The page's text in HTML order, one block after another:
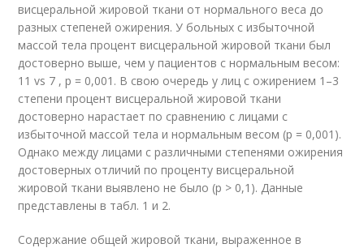
висцеральной жировой ткани от нормального веса до
разных степеней ожирения. У больных с избыточной
массой тела процент висцеральной жировой ткани был
достоверно выше, чем у пациентов с нормальным весом:
11 vs 7 , р = 0,001. В свою очередь у лиц с ожирением 1–3
степени процент висцеральной жировой ткани
достоверно нарастает по сравнению с лицами с
избыточной массой тела и нормальным весом (р = 0,001).
Однако между лицами с различными степенями ожирения
достоверных отличий по проценту висцеральной
жировой ткани выявлено не было (р > 0,1). Данные
представлены в табл. 1 и 2.
Содержание общей жировой ткани, выраженное в